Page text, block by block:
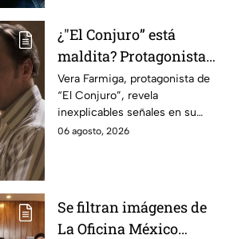
¿"El Conjuro” está
maldita? Protagonista
revela INQUIETANTES
señales en su cuerpo
durante la grabación de
la película
Vera Farmiga, protagonista de
“El Conjuro”, revela
inexplicables señales en su
cuerpo durante el rodaje de la
06 agosto, 2026
Se filtran imágenes de
La Oficina México